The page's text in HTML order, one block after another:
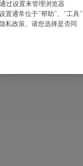
过设置来管理浏览器
通常位于“帮助”、“⼯具”
私政策。请您选择是否同